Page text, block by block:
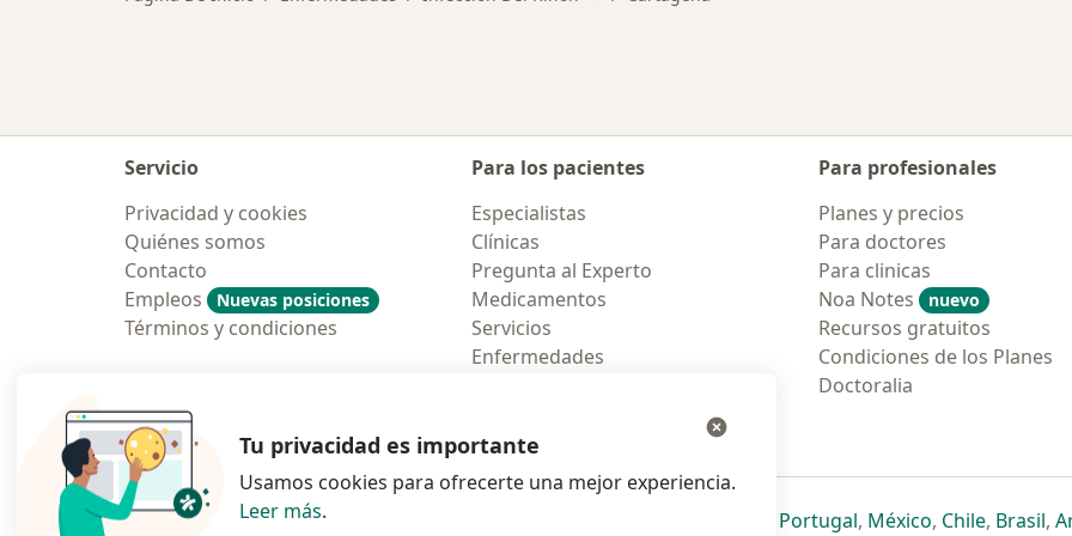
Servicio
Privacidad y cookies
Quiénes somos
Contacto
Empleos
Nuevas posiciones
Términos y condiciones
Para los pacientes
Especialistas
Clínicas
Pregunta al Experto
Medicamentos
Servicios
Enfermedades
Para profesionales
Planes y precios
Para doctores
Para clinicas
Noa Notes
nuevo
Recursos gratuitos
Condiciones de los Planes
Doctoralia
Polska se abre en una nueva pestaña
se abre en una nueva pestaña
se abre en una nueva pestaña
se abre en una nueva pestaña
Portugalse abre en una nueva
, Méxicose abre en una
, Chilese abre
, Brasilse
,
Tu privacidad es importante
Usamos cookies para ofrecerte una mejor experiencia.
Leer más.